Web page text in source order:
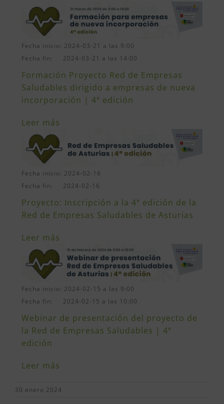
Fecha inicio: 2024-03-21 a las 9:00
Fecha fin: 2024-03-21 a las 14:00
Formación Proyecto Red de Empresas
Saludables dirigido a empresas de nueva
incorporación | 4ª edición
Leer más
Fecha inicio: 2024-02-16
Fecha fin: 2024-02-16
Proyecto: Inscripción a la 4ª edición de la
Red de Empresas Saludables de Asturias
Leer más
Fecha inicio: 2024-02-15 a las 9:00
Fecha fin: 2024-02-15 a las 10:00
Webinar de presentación del proyecto de
la Red de Empresas Saludables | 4ª
edición
Leer más
30 enero 2024